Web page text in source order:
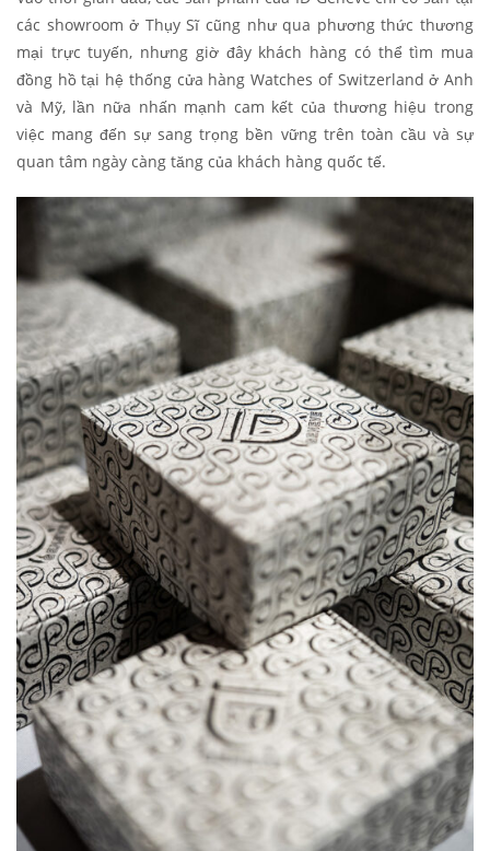
các showroom ở Thụy Sĩ cũng như qua phương thức thương
mại trực tuyến, nhưng giờ đây khách hàng có thể tìm mua
đồng hồ tại hệ thống cửa hàng Watches of Switzerland ở Anh
và Mỹ, lần nữa nhấn mạnh cam kết của thương hiệu trong
việc mang đến sự sang trọng bền vững trên toàn cầu và sự
quan tâm ngày càng tăng của khách hàng quốc tế.